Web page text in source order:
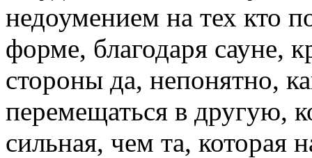
недоумением на тех кто
форме, благодаря сауне,
стороны да, непонятно,
перемещаться в другую,
сильная, чем та, которая